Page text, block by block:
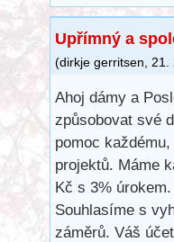
Upřímný a
(dirkje gerritsen 21.
Ahoj dámy a
způsobovat své
pomoc
projektů. Máme
Kč s 3%
Souhlasíme s
záměrů. Váš